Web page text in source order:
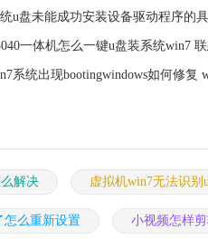
解决 虚拟机win7无法识别
怎么重新设置 小视频怎样